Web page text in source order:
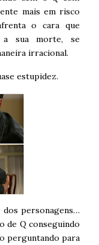
mais em risco
o cara que
a sua morte, se
irracional.
estupidez.
personagens…
de Q conseguindo
perguntando para